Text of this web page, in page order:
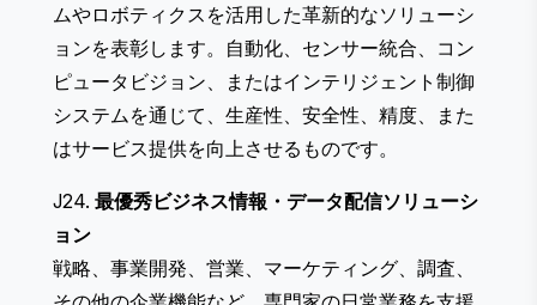
ムやロボティクスを活用した革新的なソリューシ
ョンを表彰します。自動化、センサー統合、コン
ピュータビジョン、またはインテリジェント制御
システムを通じて、生産性、安全性、精度、また
はサービス提供を向上させるものです。
J24. 最優秀ビジネス情報・データ配信ソリューシ
ョン
戦略、事業開発、営業、マーケティング、調査、